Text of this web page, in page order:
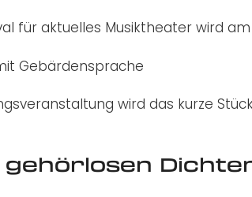
für aktuelles Musiktheater wird
Gebärdensprache
wird das kurze
gehörlosen